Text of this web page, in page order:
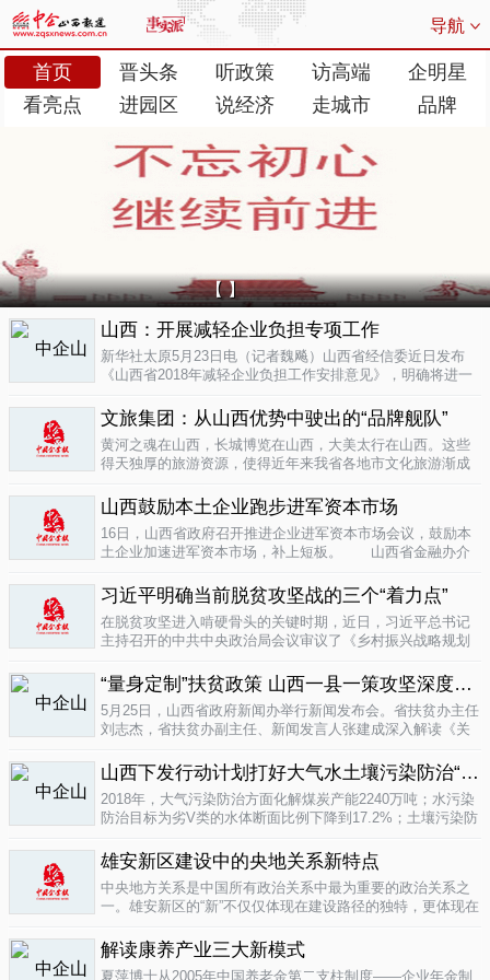
导航
首页 晋头条 听政策 访高端
企明星
看亮点
进园区 说经济 走城市 品牌
【 】
山西：开展减轻企业负担专项工作
新华社太原5月23日电（记者魏飚）山西省经信委近日发布
《山西省2018年减轻企业负担工作安排意见》，明确将进一
大对涉企乱收...
文旅集团：从山西优势中驶出的“品牌舰队”
黄河之魂在山西，长城博览在山西，大美太行在山西。这些
得天独厚的旅游资源，使得近年来我省各地市文化旅游渐成
业培育成...
山西鼓励本土企业跑步进军资本市场
16日，山西省政府召开推进企业进军资本市场会议，鼓励本
土企业加速进军资本市场，补上短板。 山西省金融办介
习近平明确当前脱贫攻坚战的三个“着力点”
在脱贫攻坚进入啃硬骨头的关键时期，近日，习近平总书记
主持召开的中共中央政治局会议审议了《乡村振兴战略规划
见》。...
“量身定制”扶贫政策 山西一县一策攻坚深度贫困
5月25日，山西省政府新闻办举行新闻发布会。省扶贫办主任
刘志杰，省扶贫办副主任、新闻发言人张建成深入解读《关
问。据了解...
04-12
山西下发行动计划打好大气水土壤污染防治“三战役”
2018年，大气污染防治方面化解煤炭产能2240万吨；水污染
防治目标为劣V类的水体断面比例下降到17.2%；土壤污染防
记者从山...
雄安新区建设中的央地关系新特点
中央地方关系是中国所有政治关系中最为重要的政治关系之
一。雄安新区的“新”不仅仅体现在建设路径的独特，更体现在
解读康养产业三大新模式
夏萍博士从2005年中国养老金第二支柱制度——企业年金制